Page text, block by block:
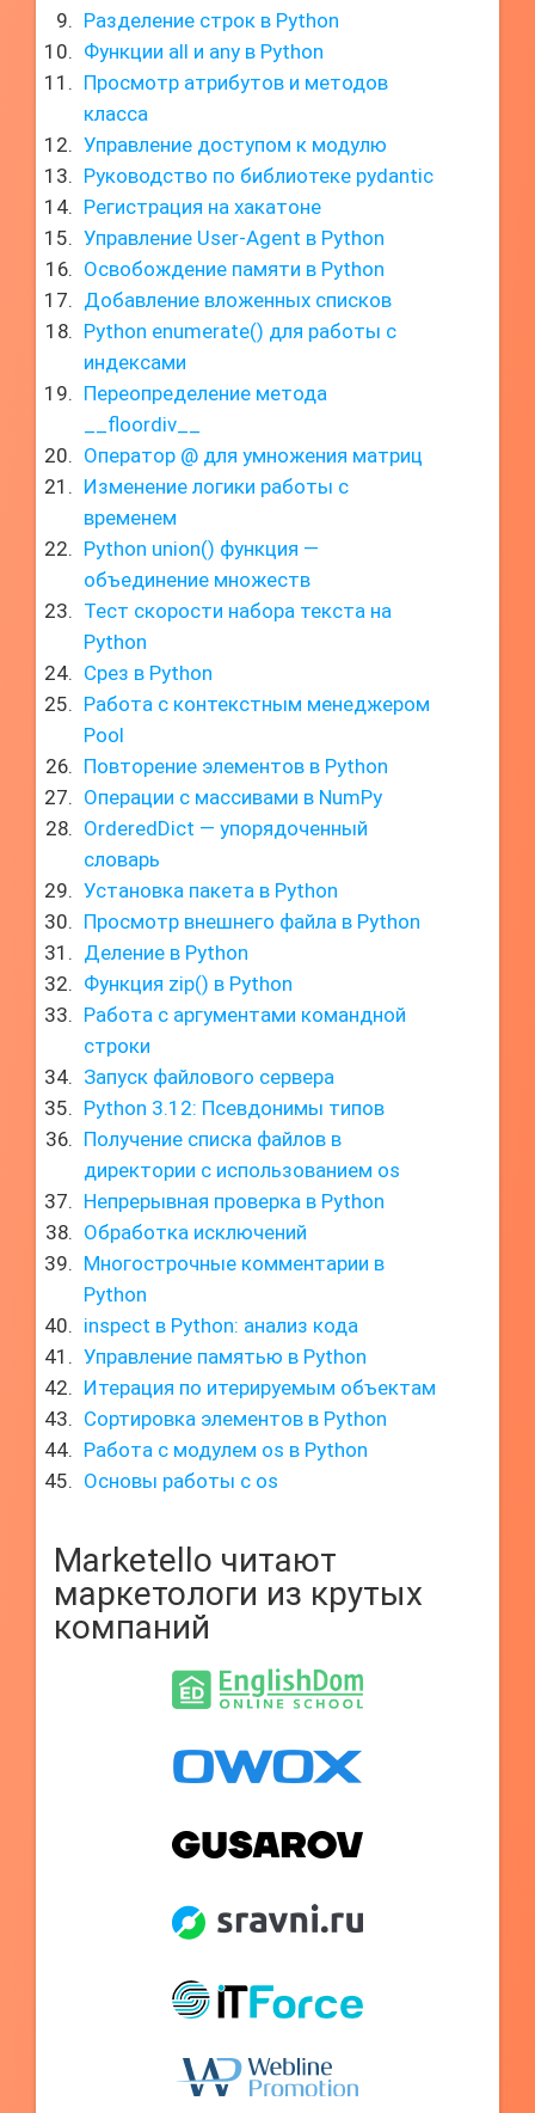
Разделение строк в Python
Функции all и any в Python
Просмотр атрибутов и методов
класса
Управление доступом к модулю
Руководство по библиотеке pydantic
Регистрация на хакатоне
Управление User-Agent в Python
Освобождение памяти в Python
Добавление вложенных списков
Python enumerate() для работы с
индексами
Переопределение метода
__floordiv__
Оператор @ для умножения матриц
Изменение логики работы с
временем
Python union() функция —
объединение множеств
Тест скорости набора текста на
Python
Срез в Python
Работа с контекстным менеджером
Pool
Повторение элементов в Python
Операции с массивами в NumPy
OrderedDict — упорядоченный
словарь
Установка пакета в Python
Просмотр внешнего файла в Python
Деление в Python
Функция zip() в Python
Работа с аргументами командной
строки
Запуск файлового сервера
Python 3.12: Псевдонимы типов
Получение списка файлов в
директории с использованием os
Непрерывная проверка в Python
Обработка исключений
Многострочные комментарии в
Python
inspect в Python: анализ кода
Управление памятью в Python
Итерация по итерируемым объектам
Сортировка элементов в Python
Работа с модулем os в Python
Основы работы с os
Marketello читают
маркетологи из крутых
компаний